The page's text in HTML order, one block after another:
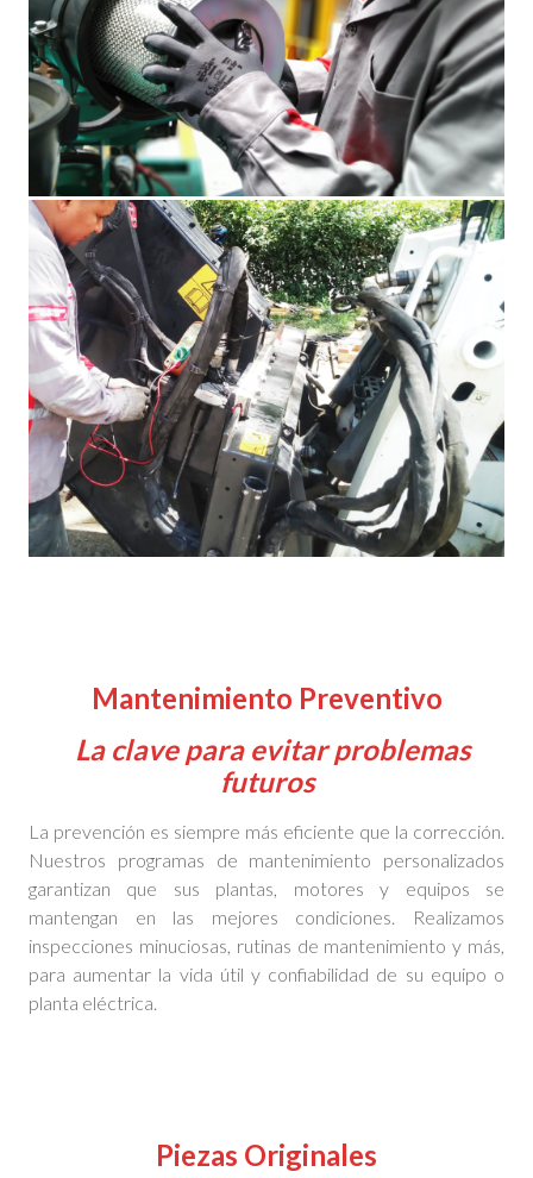
Mantenimiento Preventivo
La clave para evitar problemas
futuros
La prevención es siempre más eficiente que la corrección.
Nuestros programas de mantenimiento personalizados
garantizan que sus plantas, motores y equipos se
mantengan en las mejores condiciones. Realizamos
inspecciones minuciosas, rutinas de mantenimiento y más,
para aumentar la vida útil y confiabilidad de su equipo o
planta eléctrica.
Piezas Originales